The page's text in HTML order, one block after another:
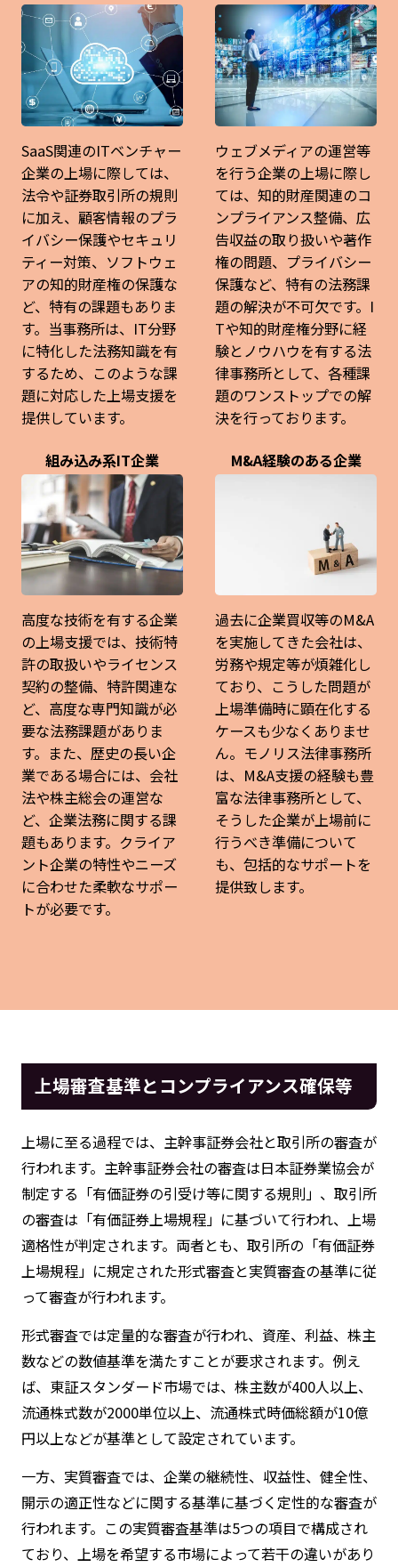
SaaS関連のITベンチャー
企業の上場に際しては、
法令や証券取引所の規則
に加え、顧客情報のプラ
イバシー保護やセキュリ
ティー対策、ソフトウェ
アの知的財産権の保護な
ど、特有の課題もありま
す。当事務所は、IT分野
に特化した法務知識を有
するため、このような課
題に対応した上場支援を
提供しています。
ウェブメディアの運営等
を行う企業の上場に際し
ては、知的財産関連のコ
ンプライアンス整備、広
告収益の取り扱いや著作
権の問題、プライバシー
保護など、特有の法務課
題の解決が不可欠です。I
Tや知的財産権分野に経
験とノウハウを有する法
律事務所として、各種課
題のワンストップでの解
決を行っております。
組み込み系IT企業
高度な技術を有する企業
の上場支援では、技術特
許の取扱いやライセンス
契約の整備、特許関連な
ど、高度な専門知識が必
要な法務課題がありま
す。また、歴史の長い企
業である場合には、会社
法や株主総会の運営な
ど、企業法務に関する課
題もあります。クライア
ント企業の特性やニーズ
に合わせた柔軟なサポー
トが必要です。
M&A経験のある企業
過去に企業買収等のM&A
を実施してきた会社は、
労務や規定等が煩雑化し
ており、こうした問題が
上場準備時に顕在化する
ケースも少なくありませ
ん。モノリス法律事務所
は、M&A支援の経験も豊
富な法律事務所として、
そうした企業が上場前に
行うべき準備について
も、包括的なサポートを
提供致します。
上場審査基準とコンプライアンス確保等
上場に至る過程では、主幹事証券会社と取引所の審査が
行われます。主幹事証券会社の審査は日本証券業協会が
制定する「有価証券の引受け等に関する規則」、取引所
の審査は「有価証券上場規程」に基づいて行われ、上場
適格性が判定されます。両者とも、取引所の「有価証券
上場規程」に規定された形式審査と実質審査の基準に従
って審査が行われます。
形式審査では定量的な審査が行われ、資産、利益、株主
数などの数値基準を満たすことが要求されます。例え
ば、東証スタンダード市場では、株主数が400人以上、
流通株式数が2000単位以上、流通株式時価総額が10億
円以上などが基準として設定されています。
一方、実質審査では、企業の継続性、収益性、健全性、
開示の適正性などに関する基準に基づく定性的な審査が
行われます。この実質審査基準は5つの項目で構成され
ており、上場を希望する市場によって若干の違いがあり